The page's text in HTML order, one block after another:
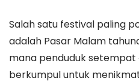
Salah satu festival paling
adalah Pasar Malam
mana penduduk setempat
berkumpul untuk